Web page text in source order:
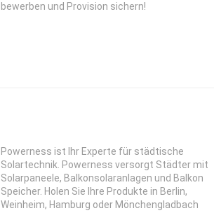
bewerben und Provision sichern!
Powerness ist Ihr Experte für städtische
Solartechnik. Powerness versorgt Städter mit
Solarpaneele, Balkonsolaranlagen und Balkon
Speicher. Holen Sie Ihre Produkte in Berlin,
Weinheim, Hamburg oder Mönchengladbach